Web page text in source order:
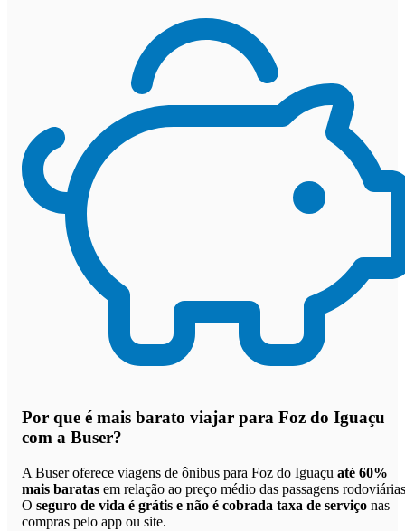
Por que é mais barato viajar para Foz do Iguaçu
com a Buser?
A Buser oferece viagens de ônibus para Foz do Iguaçu até 60%
mais baratas em relação ao preço médio das passagens
O seguro de vida é grátis e não é cobrada taxa de serviço nas
compras pelo app ou site.